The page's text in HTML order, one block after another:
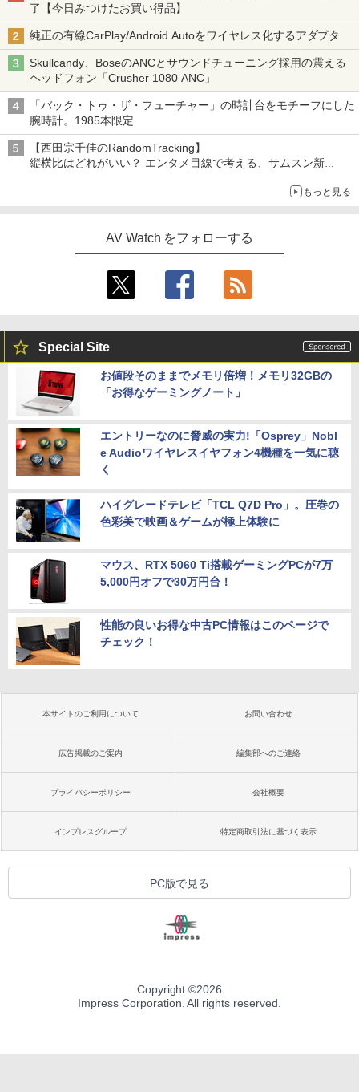
了【今日みつけたお買い得品】
純正の有線CarPlay/Android Autoをワイヤレス化するアダプタ
Skullcandy、BoseのANCとサウンドチューニング採用の震える
ヘッドフォン「Crusher 1080 ANC」
「バック・トゥ・ザ・フューチャー」の時計台をモチーフにした
腕時計。1985本限定
【西田宗千佳のRandomTracking】
縦横比はどれがいい？ エンタメ目線で考える、サムスン新
もっと見る
AV Watch をフォローする
Special Site
お値段そのままでメモリ倍増！メモリ32GBの
「お得なゲーミングノート」
エントリーなのに脅威の実力!「Osprey」Nobl
e Audioワイヤレスイヤフォン4機種を一気に聴
く
ハイグレードテレビ「TCL Q7D Pro」。圧巻の
色彩美で映画＆ゲームが極上体験に
マウス、RTX 5060 Ti搭載ゲーミングPCが7万
5,000円オフで30万円台！
性能の良いお得な中古PC情報はこのページで
チェック！
本サイトのご利用について お問い合わせ
広告掲載のご案内 編集部へのご連絡
プライバシーポリシー 会社概要
インプレスグループ 特定商取引法に基づく表示
PC版で見る
Copyright ©2026
Impress Corporation. All rights reserved.